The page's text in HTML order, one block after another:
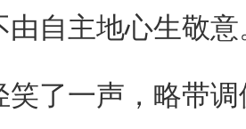
由自主地心生敬意
一声，略带调